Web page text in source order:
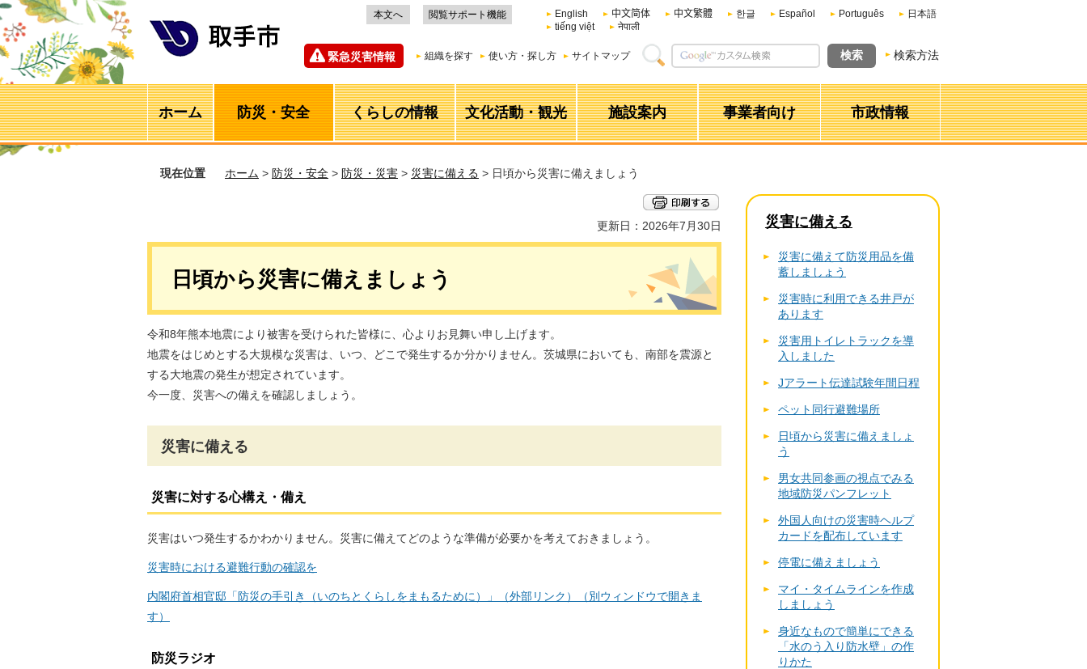
本文へ 閲覧サポート機能 English 中文简体 中文繁體 한글 Español Português
日本語
tiếng việt
नेपाली
緊急災害情報 組織を探す 使い方・探し方 サイトマップ 検索方法
ホーム 防災・安全 くらしの情報 文化活動・観光 施設案内 事業者向け 市政情報
現在位置 ホーム > 防災・安全 > 防災・災害 > 災害に備える > 日頃から災害に備えましょう
更新日：2026年7月30日
日頃から災害に備えましょう
令和8年熊本地震により被害を受けられた皆様に、心よりお見舞い申し上げます。
地震をはじめとする大規模な災害は、いつ、どこで発生するか分かりません。茨城県においても、南部を震源と
する大地震の発生が想定されています。
今一度、災害への備えを確認しましょう。
災害に備える
災害に対する心構え・備え
災害はいつ発生するかわかりません。災害に備えてどのような準備が必要かを考えておきましょう。
災害時における避難行動の確認を
内閣府首相官邸「防災の手引き（いのちとくらしをまもるために）」（外部リンク）（別ウィンドウで開きま
す）
防災ラジオ
災害に備える
災害に備えて防災用品を備
蓄しましょう
災害時に利用できる井戸が
あります
災害用トイレトラックを導
入しました
Jアラート伝達試験年間日程
ペット同行避難場所
日頃から災害に備えましょ
う
男女共同参画の視点でみる
地域防災パンフレット
外国人向けの災害時ヘルプ
カードを配布しています
停電に備えましょう
マイ・タイムラインを作成
しましょう
身近なもので簡単にできる
「水のう入り防水壁」の作
りかた